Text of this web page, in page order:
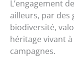
L’engagement
ailleurs, par des
biodiversité,
héritage vivant
campagnes.